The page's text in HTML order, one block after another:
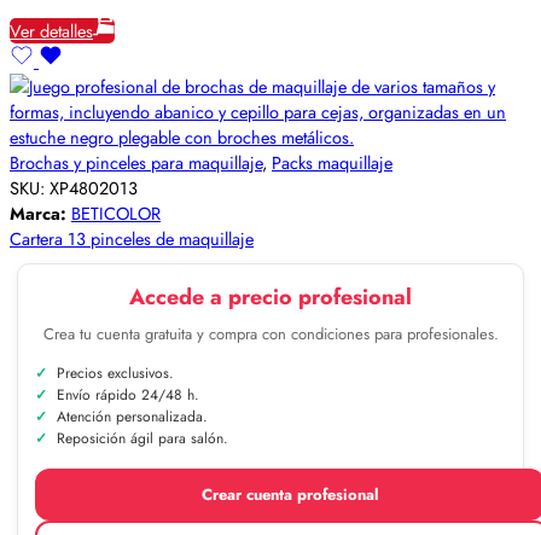
Ver detalles
Brochas y pinceles para maquillaje, Packs maquillaje
SKU: XP4802013
Marca: BETICOLOR
Cartera 13 pinceles de maquillaje
Accede a precio profesional
Crea tu cuenta gratuita y compra con condiciones para profesionales.
Precios exclusivos.
Envío rápido 24/48 h.
Atención personalizada.
Reposición ágil para salón.
Crear cuenta profesional